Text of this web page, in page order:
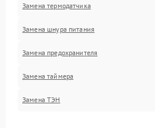
Замена термодатчика
Замена шнура питания
Замена предохранителя
Замена таймера
Замена ТЭН